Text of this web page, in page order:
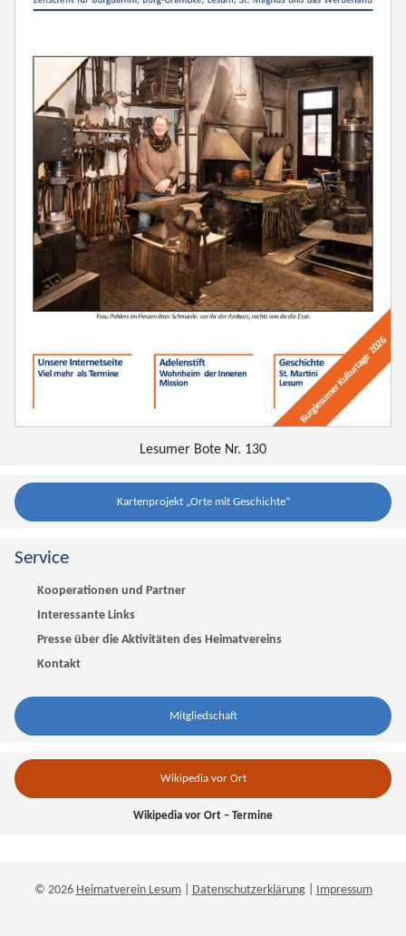
Lesumer Bote Nr. 130
Kartenprojekt „Orte mit Geschichte“
Service
Kooperationen und Partner
Interessante Links
Presse über die Aktivitäten des Heimatvereins
Kontakt
Mitgliedschaft
Wikipedia vor Ort
Wikipedia vor Ort – Termine
© 2026 Heimatverein Lesum| Datenschutzerklärung| Impressum